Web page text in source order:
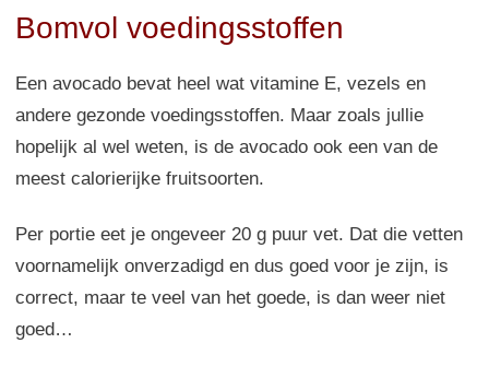
Bomvol voedingsstoffen
Een avocado bevat heel wat vitamine E, vezels en
andere gezonde voedingsstoffen. Maar zoals jullie
hopelijk al wel weten, is de avocado ook een van de
meest calorierijke fruitsoorten.
Per portie eet je ongeveer 20 g puur vet. Dat die vetten
voornamelijk onverzadigd en dus goed voor je zijn, is
correct, maar te veel van het goede, is dan weer niet
goed…